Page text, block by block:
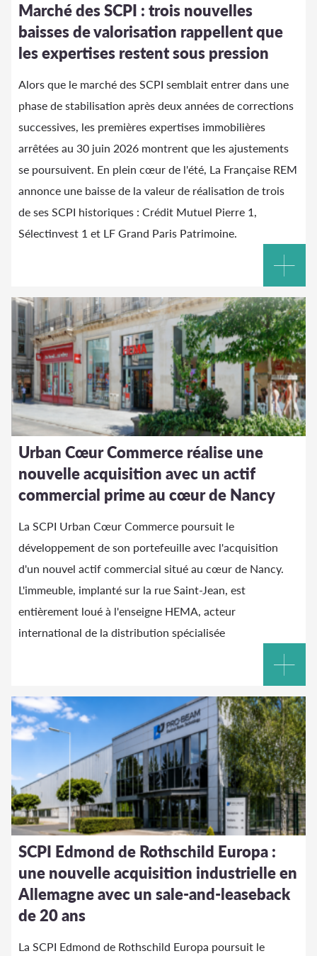
Marché des SCPI : trois nouvelles
baisses de valorisation rappellent que
les expertises restent sous pression
Alors que le marché des SCPI semblait entrer dans une
phase de stabilisation après deux années de corrections
successives, les premières expertises immobilières
arrêtées au 30 juin 2026 montrent que les ajustements
se poursuivent. En plein cœur de l'été, La Française REM
annonce une baisse de la valeur de réalisation de trois
de ses SCPI historiques : Crédit Mutuel Pierre 1,
Sélectinvest 1 et LF Grand Paris Patrimoine.
Urban Cœur Commerce réalise une
nouvelle acquisition avec un actif
commercial prime au cœur de Nancy
La SCPI Urban Cœur Commerce poursuit le
développement de son portefeuille avec l'acquisition
d'un nouvel actif commercial situé au cœur de Nancy.
L'immeuble, implanté sur la rue Saint-Jean, est
entièrement loué à l'enseigne HEMA, acteur
international de la distribution spécialisée
SCPI Edmond de Rothschild Europa :
une nouvelle acquisition industrielle en
Allemagne avec un sale-and-leaseback
de 20 ans
La SCPI Edmond de Rothschild Europa poursuit le